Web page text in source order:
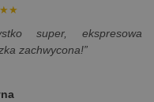
super, ekspresowa
zachwycona!”